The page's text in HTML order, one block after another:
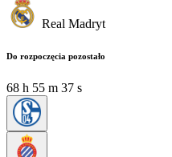
Real Madryt
Do rozpoczęcia pozostało
68 h 55 m 37 s